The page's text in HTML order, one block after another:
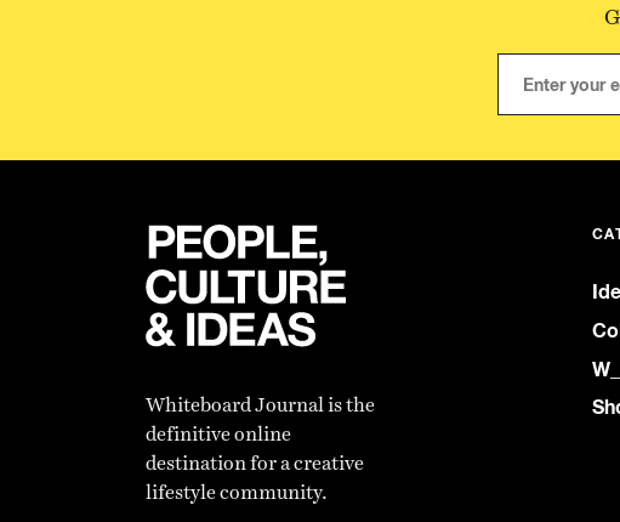
Whiteboard Journal is the
definitive online
destination for a creative
lifestyle community.